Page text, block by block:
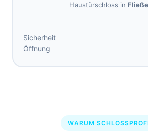
Haustürschloss in
Sicherheit
Öffnung
WARUM